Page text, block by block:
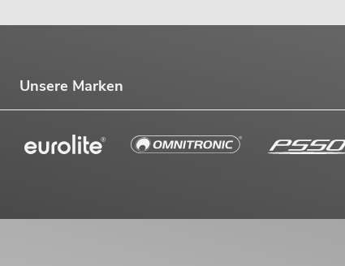
Unsere Marken